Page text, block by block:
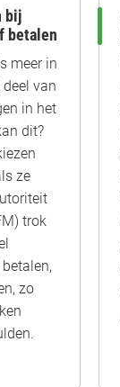
bij
betalen
meer in
van
in het
dit?
ze
trok
zo